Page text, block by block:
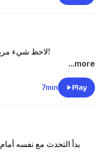
لاحظ شيء مريب على شرفة غرفته وهذا ما حصل!
...more
7min Play
بدأ التحدث مع نفسه